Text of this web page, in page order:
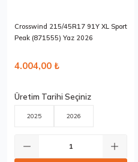
Crosswind 215/45R17 91Y XL Sport
Peak (871555) Yaz 2026
4.004,00 ₺
Üretim Tarihi Seçiniz
2025 2026